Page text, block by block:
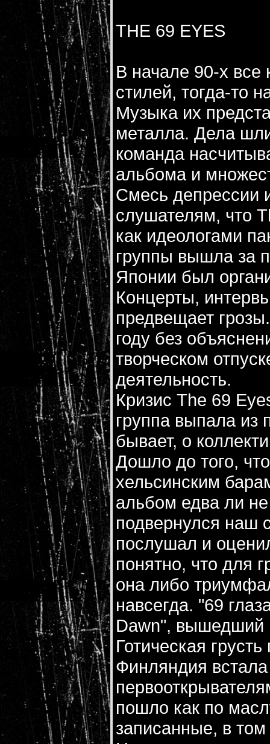
THE 69 EYES
В начале 90-х
стилей, тогда-то
Музыка их
металла. Дела
команда
альбома и
Смесь депрессии
слушателям, что
как идеологами
группы вышла за
Японии был
Концерты,
предвещает
году без
творческом
деятельность.
Кризис The 69
группа выпала из
бывает, о
Дошло до того,
хельсинским
альбом едва ли
подвернулся наш
послушал и
понятно, что для
она либо
навсегда. "69
Dawn", вышедший
Готическая
Финляндия
пошло как по
записанные, в